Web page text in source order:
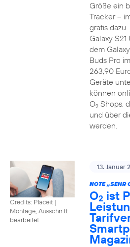
Größe ein
Tracker –
gratis
Galaxy
dem
Buds Pro
263,90
Geräte
können
O2Shops,
und über
werden.
Credits: Placeit |
Montage, Ausschnitt
bearbeitet
13. Januar
NOTE „SEHR
O2 ist